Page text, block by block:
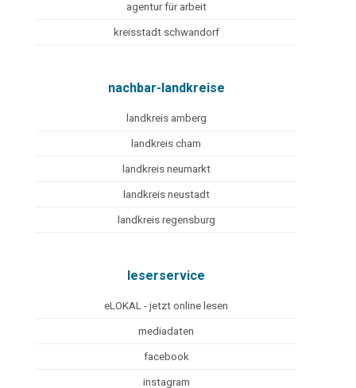
agentur für arbeit
kreisstadt schwandorf
nachbar-landkreise
landkreis amberg
landkreis cham
landkreis neumarkt
landkreis neustadt
landkreis regensburg
leserservice
eLOKAL - jetzt online lesen
mediadaten
facebook
instagram